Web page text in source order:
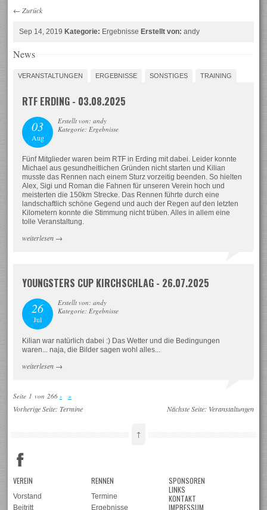
← Zurück
Sep 14, 2019Kategorie: ErgebnisseErstellt von: andy
News
VERANSTALTUNGEN ERGEBNISSE SONSTIGES TRAINING
RTF ERDING - 03.08.2025
03
Aug
Erstellt von: andy
Kategorie: Ergebnisse
Fünf Mitglieder waren beim RTF in Erding mit dabei. Leider konnte
Michael aus gesundheitlichen Gründen nicht starten und Kilian
musste das Rennen nach einem Sturz vorzeitig beenden. So hielten
Alex, Sigi und Roman die Fahnen für unseren Verein hoch und
meisterten die 150km Strecke. Das Rennen führte durch eine
landschaftlich schöne Gegend und auch der Regen auf den letzten
Kilometern konnte die Stimmung nicht trüben. Alles in allem eine
tolle Veranstaltung.
weiterlesen →
YOUNGSTERS CUP KIRCHSCHLAG - 26.07.2025
26
Jul
Erstellt von: andy
Kategorie: Ergebnisse
Kilian war natürlich dabei :) Das Wetter und die Bedingungen
waren... naja, die Bilder sagen wohl alles...
weiterlesen →
Seite 1 von 266 › »
Vorherige Seite:Termine Nächste Seite: Veranstaltungen
↑
VEREIN
Vorstand
Beitritt
RENNEN
Termine
Ergebnisse
SPONSOREN
LINKS
KONTAKT
IMPRESSUM